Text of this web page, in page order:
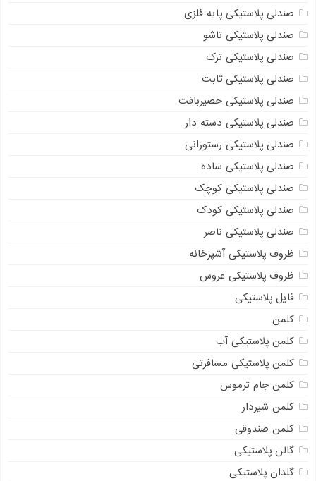
صندلی پلاستیکی پایه فلزی
صندلی پلاستیکی تاشو
صندلی پلاستیکی ترک
صندلی پلاستیکی ثابت
صندلی پلاستیکی حصیربافت
صندلی پلاستیکی دسته دار
صندلی پلاستیکی رستورانی
صندلی پلاستیکی ساده
صندلی پلاستیکی کوچک
صندلی پلاستیکی کودک
صندلی پلاستیکی ناصر
ظروف پلاستیکی آشپزخانه
ظروف پلاستیکی عروس
فایل پلاستیکی
کلمن
کلمن پلاستیکی آب
کلمن پلاستیکی مسافرتی
کلمن جام ترموس
کلمن شیردار
کلمن صندوقی
گالن پلاستیکی
گلدان پلاستیکی